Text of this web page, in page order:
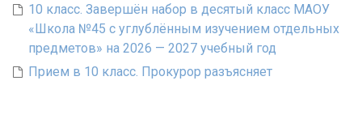
10 класс. Завершён набор в десятый класс МАОУ
«Школа №45 с углублённым изучением отдельных
предметов» на 2026 — 2027 учебный год
Прием в 10 класс. Прокурор разъясняет